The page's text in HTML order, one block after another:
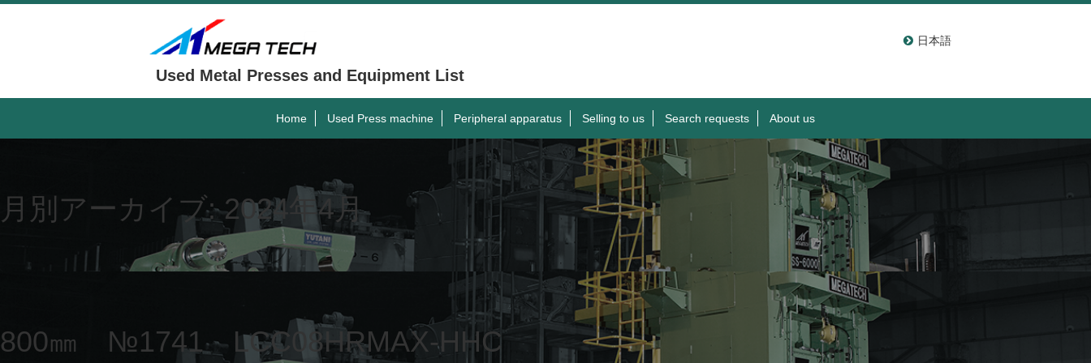
Used Metal Presses and Equipment List
日本語
Home Used Press machine Peripheral apparatus Selling to us Search requests About us
月別アーカイブ:2024年4月
800㎜ №1741 LCC08HRMAX-HHC